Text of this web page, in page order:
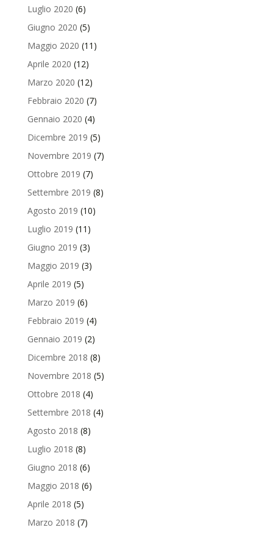
Luglio 2020 (6)
Giugno 2020 (5)
Maggio 2020 (11)
Aprile 2020 (12)
Marzo 2020 (12)
Febbraio 2020 (7)
Gennaio 2020 (4)
Dicembre 2019 (5)
Novembre 2019 (7)
Ottobre 2019 (7)
Settembre 2019 (8)
Agosto 2019 (10)
Luglio 2019 (11)
Giugno 2019 (3)
Maggio 2019 (3)
Aprile 2019 (5)
Marzo 2019 (6)
Febbraio 2019 (4)
Gennaio 2019 (2)
Dicembre 2018 (8)
Novembre 2018 (5)
Ottobre 2018 (4)
Settembre 2018 (4)
Agosto 2018 (8)
Luglio 2018 (8)
Giugno 2018 (6)
Maggio 2018 (6)
Aprile 2018 (5)
Marzo 2018 (7)